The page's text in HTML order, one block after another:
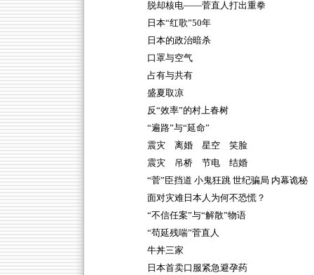
脱却核电——菅直人打出重拳
日本“红歌”50年
日本的政治暗杀
口罩与空气
占有与共有
盛夏取凉
反“效率”的村上春树
“遍路”与“延命”
震灾 离婚 星空 笑脸
震灾 吊桥 节电 结婚
“菅”臣挡道 小鬼狂跳 世纪骗局 内幕诡秘
面对灾难日本人为何不恐慌？
“不信任案”与“解散”物语
“苟延残喘”菅直人
牛丼三家
日本首卖口服紧急避孕药